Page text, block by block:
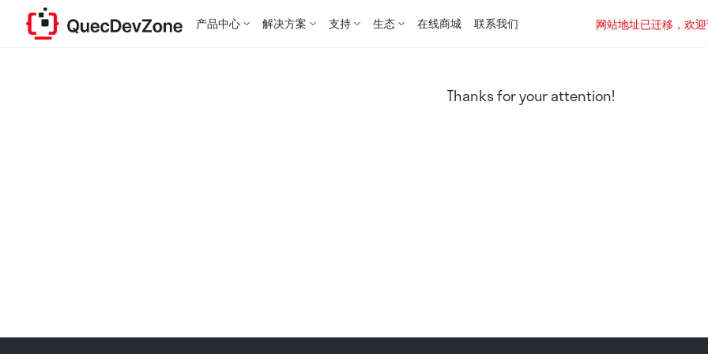
产品中心 解决方案 支持 生态 在线商城 联系我们 网站地址已迁移，欢
Thanks for your attention!